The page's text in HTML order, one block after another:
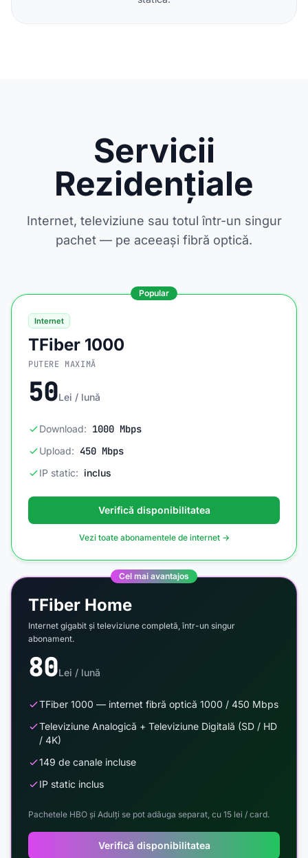
Servicii
Rezidențiale
Internet, televiziune sau totul într-un singur
pachet — pe aceeași fibră optică.
Popular
Internet
TFiber 1000
PUTERE MAXIMĂ
50Lei / lună
Download: 1000 Mbps
Upload: 450 Mbps
IP static: inclus
Verifică disponibilitatea
Vezi toate abonamentele de internet →
Cel mai avantajos
TFiber Home
Internet gigabit și televiziune completă, într-un singur
abonament.
80Lei / lună
TFiber 1000 — internet fibră optică 1000 / 450 Mbps
Televiziune Analogică + Televiziune Digitală (SD / HD
/ 4K)
149 de canale incluse
IP static inclus
Pachetele HBO și Adulți se pot adăuga separat, cu 15 lei / card.
Verifică disponibilitatea